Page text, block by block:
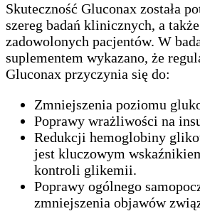
Skuteczność Gluconax została
szereg badań klinicznych, a
zadowolonych pacjentów. W
suplementem wykazano, że
Gluconax przyczynia się do:
Zmniejszenia poziomu
Poprawy wrażliwości na
Redukcji hemoglobiny
jest kluczowym
kontroli glikemii.
Poprawy ogólnego
zmniejszenia objawów